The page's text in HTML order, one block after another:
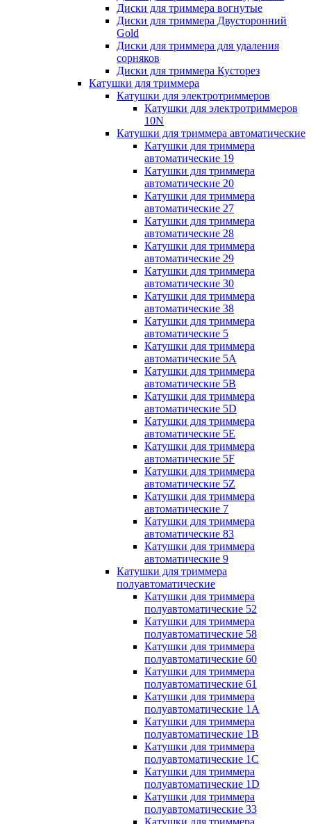
Диски для триммера вогнутые
Диски для триммера Двусторонний
Gold
Диски для триммера для удаления
сорняков
Диски для триммера Кусторез
Катушки для триммера
Катушки для электротриммеров
Катушки для электротриммеров
10N
Катушки для триммера автоматические
Катушки для триммера
автоматические 19
Катушки для триммера
автоматические 20
Катушки для триммера
автоматические 27
Катушки для триммера
автоматические 28
Катушки для триммера
автоматические 29
Катушки для триммера
автоматические 30
Катушки для триммера
автоматические 38
Катушки для триммера
автоматические 5
Катушки для триммера
автоматические 5A
Катушки для триммера
автоматические 5B
Катушки для триммера
автоматические 5D
Катушки для триммера
автоматические 5E
Катушки для триммера
автоматические 5F
Катушки для триммера
автоматические 5Z
Катушки для триммера
автоматические 7
Катушки для триммера
автоматические 83
Катушки для триммера
автоматические 9
Катушки для триммера
полуавтоматические
Катушки для триммера
полуавтоматические 52
Катушки для триммера
полуавтоматические 58
Катушки для триммера
полуавтоматические 60
Катушки для триммера
полуавтоматические 61
Катушки для триммера
полуавтоматические 1A
Катушки для триммера
полуавтоматические 1B
Катушки для триммера
полуавтоматические 1C
Катушки для триммера
полуавтоматические 1D
Катушки для триммера
полуавтоматические 33